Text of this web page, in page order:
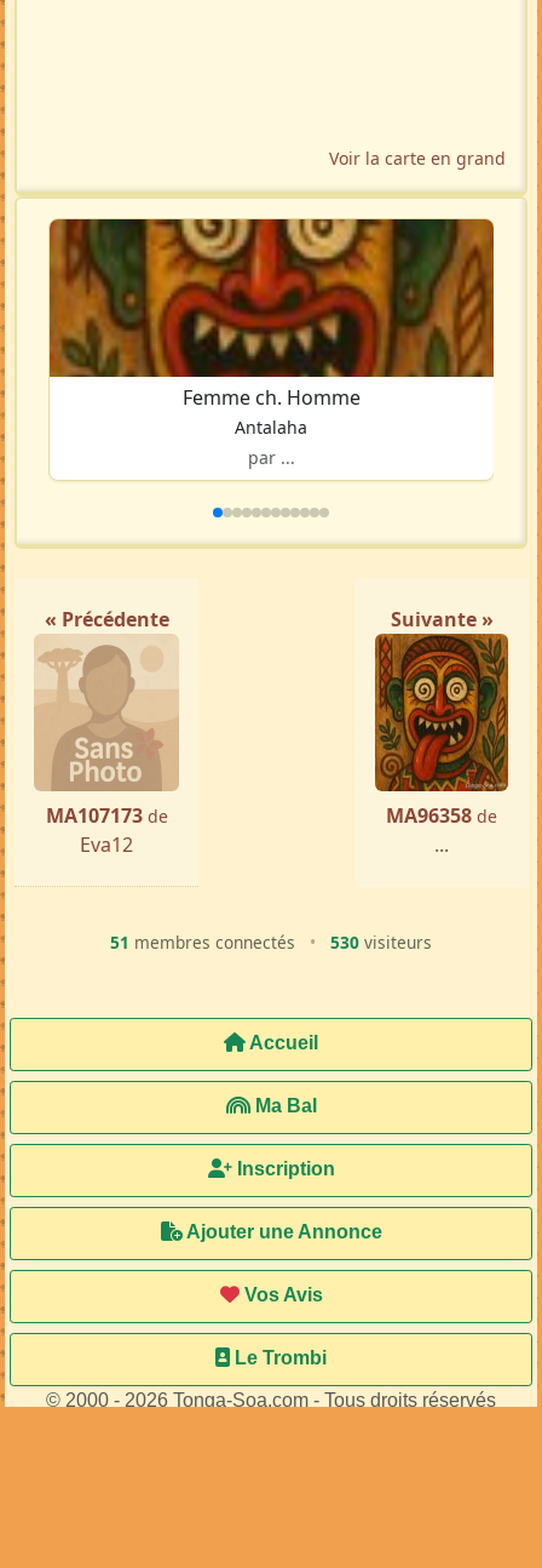
Voir la carte en grand
Femme ch. Homme
Antalaha
par ...
« Précédente
MA107173 de
Eva12
Suivante »
MA96358 de
...
51 membres connectés • 530 visiteurs
Accueil
Ma Bal
Inscription
Ajouter une Annonce
Vos Avis
Le Trombi
© 2000 - 2026 Tonga-Soa.com - Tous droits réservés